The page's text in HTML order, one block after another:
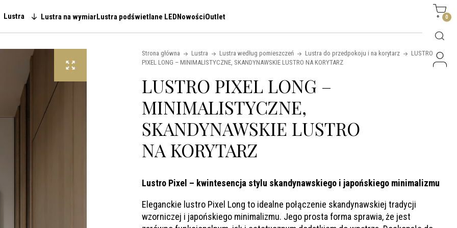
Main navigation
Lustra Lustra na wymiarLustra podświetlane LEDNowościOutlet 0
Strona główna Lustra Lustra według pomieszczeń Lustra do przedpokoju i na korytarz
LUSTRO
PIXEL LONG – MINIMALISTYCZNE, SKANDYNAWSKIE LUSTRO NA KORYTARZ
LUSTRO PIXEL LONG –
MINIMALISTYCZNE,
SKANDYNAWSKIE LUSTRO
NA KORYTARZ
Lustro Pixel – kwintesencja stylu skandynawskiego i japońskiego minimalizmu
Eleganckie lustro Pixel Long to idealne połączenie skandynawskiej tradycji
wzorniczej i japońskiego minimalizmu. Jego prosta forma sprawia, że jest